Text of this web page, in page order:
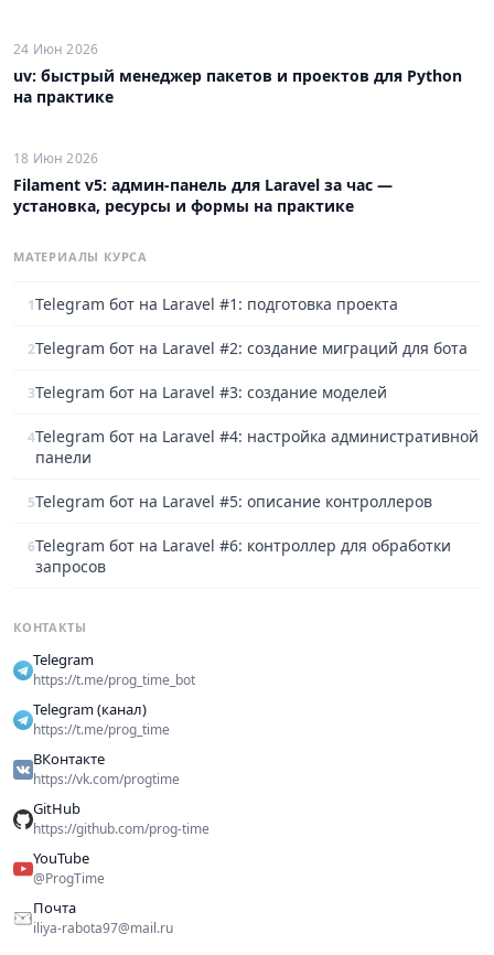
24 Июн 2026
uv: быстрый менеджер пакетов и проектов для Python
на практике
18 Июн 2026
Filament v5: админ-панель для Laravel за час —
установка, ресурсы и формы на практике
МАТЕРИАЛЫ КУРСА
1Telegram бот на Laravel #1: подготовка проекта
2Telegram бот на Laravel #2: создание миграций для бота
3Telegram бот на Laravel #3: создание моделей
4Telegram бот на Laravel #4: настройка административной
панели
5Telegram бот на Laravel #5: описание контроллеров
6Telegram бот на Laravel #6: контроллер для обработки
запросов
КОНТАКТЫ
Telegram
https://t.me/prog_time_bot
Telegram (канал)
https://t.me/prog_time
ВКонтакте
https://vk.com/progtime
GitHub
https://github.com/prog-time
YouTube
@ProgTime
Почта
iliya-rabota97@mail.ru